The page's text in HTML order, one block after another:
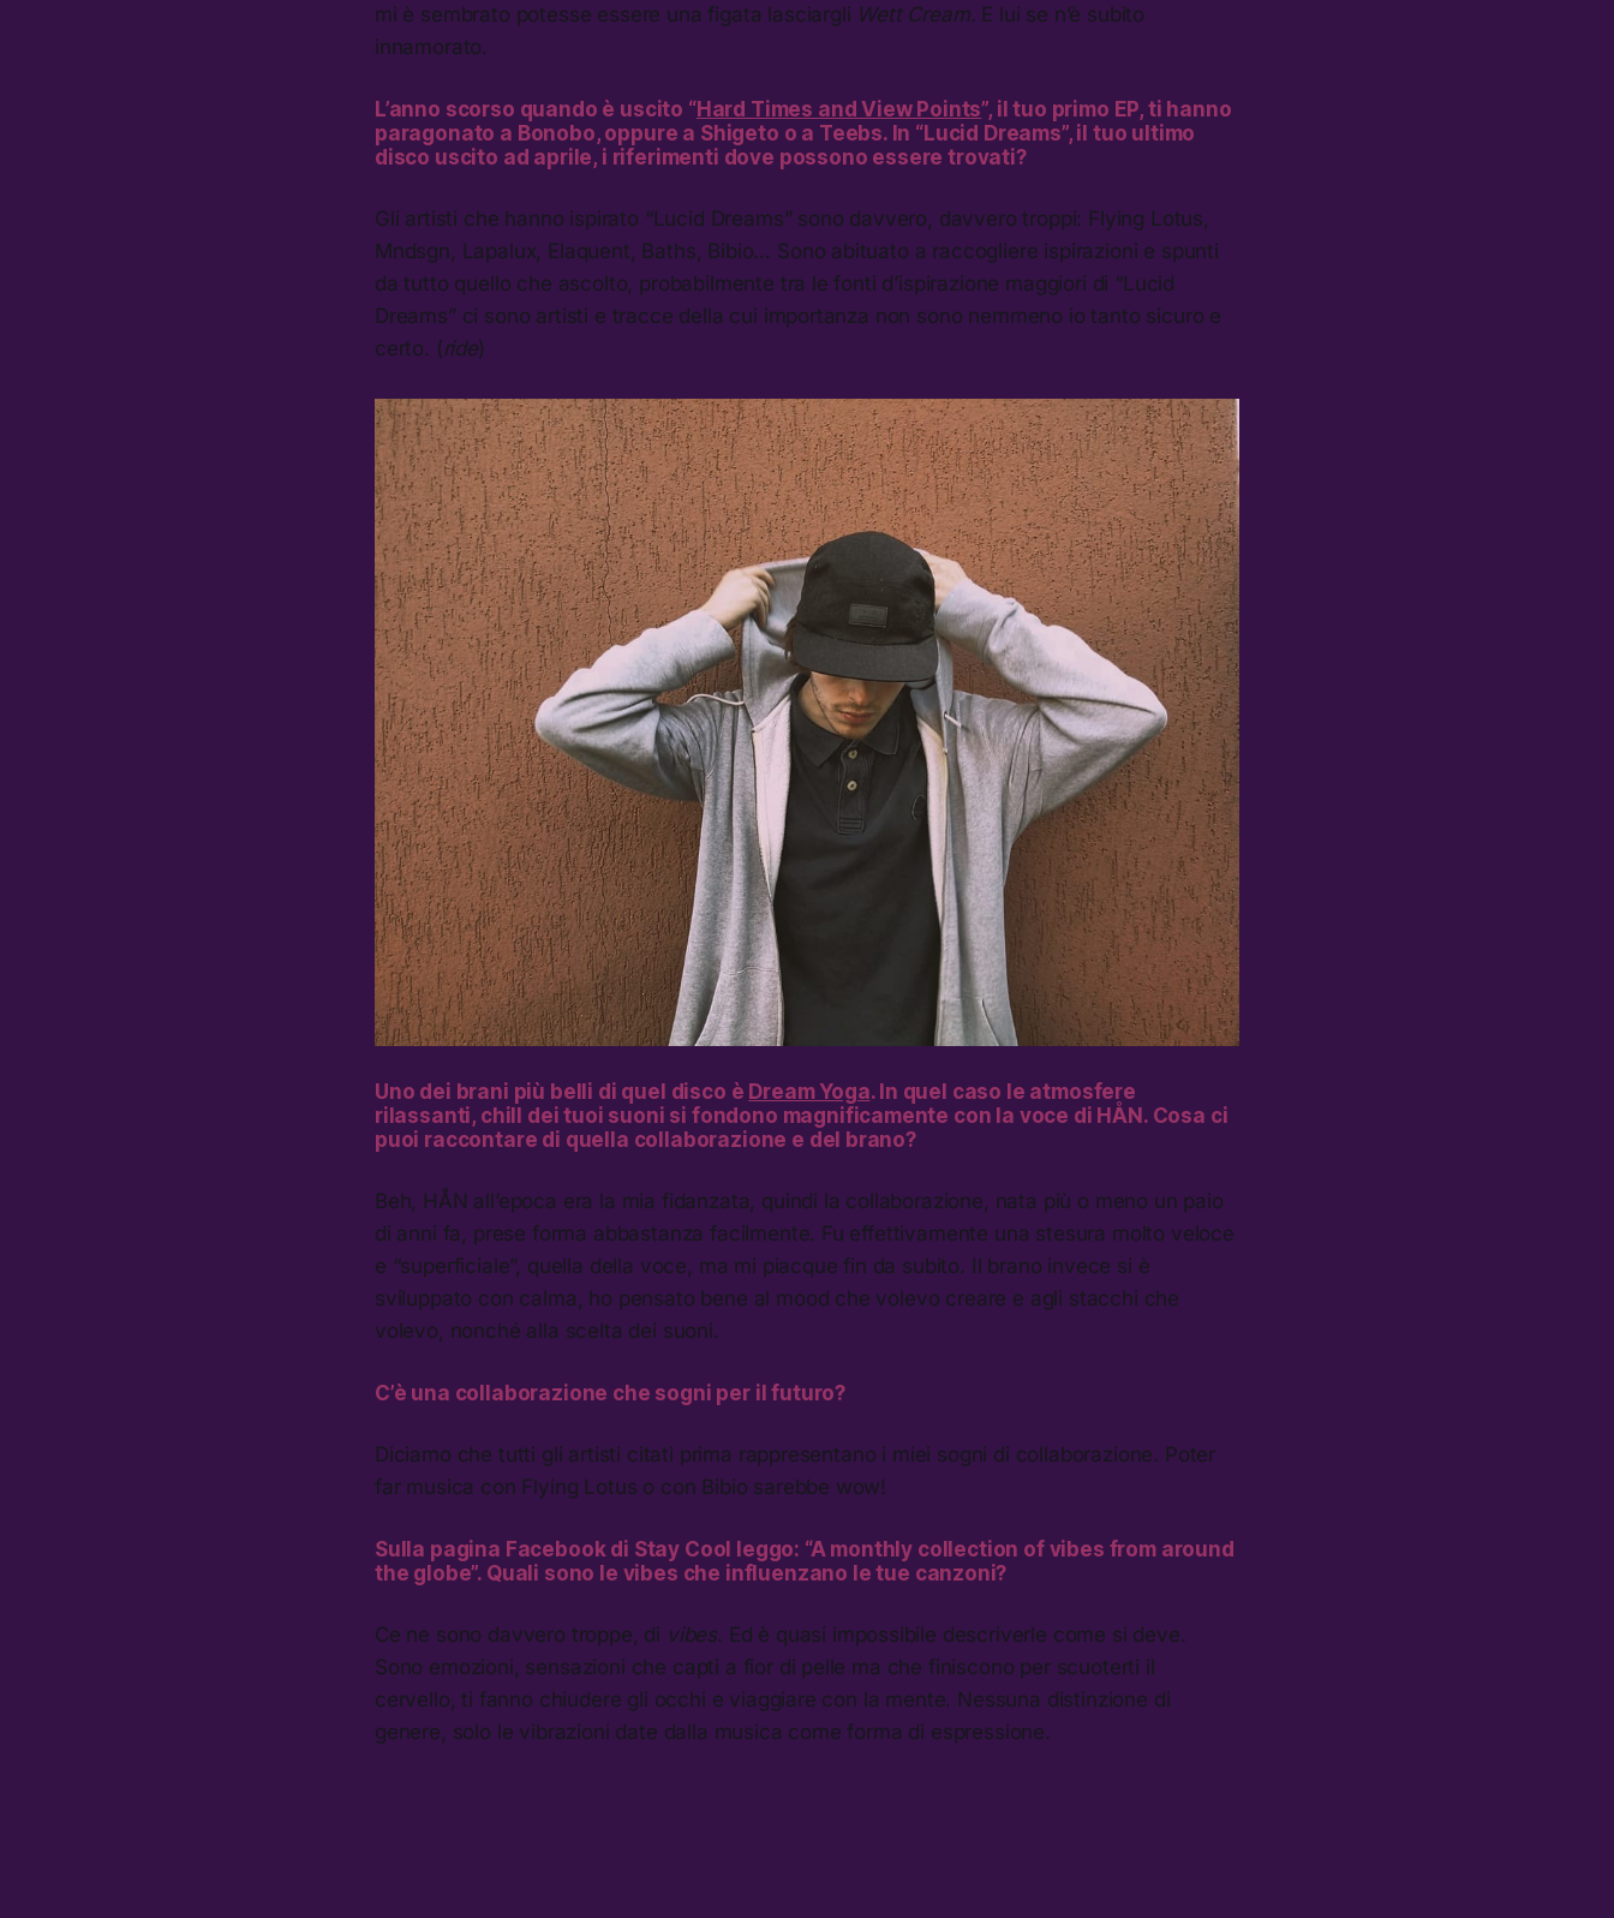
mi è sembrato potesse essere una figata lasciargli Wett Cream. E lui se n’è subito
innamorato.
L’anno scorso quando è uscito “Hard Times and View Points”, il tuo primo EP, ti hanno
paragonato a Bonobo, oppure a Shigeto o a Teebs. In “Lucid Dreams”, il tuo ultimo
disco uscito ad aprile, i riferimenti dove possono essere trovati?
Gli artisti che hanno ispirato “Lucid Dreams” sono davvero, davvero troppi: Flying Lotus,
Mndsgn, Lapalux, Elaquent, Baths, Bibio… Sono abituato a raccogliere ispirazioni e spunti
da tutto quello che ascolto, probabilmente tra le fonti d’ispirazione maggiori di “Lucid
Dreams” ci sono artisti e tracce della cui importanza non sono nemmeno io tanto sicuro e
certo. (ride)
Uno dei brani più belli di quel disco è Dream Yoga. In quel caso le atmosfere
rilassanti, chill dei tuoi suoni si fondono magnificamente con la voce di HÅN. Cosa ci
puoi raccontare di quella collaborazione e del brano?
Beh, HÅN all’epoca era la mia fidanzata, quindi la collaborazione, nata più o meno un paio
di anni fa, prese forma abbastanza facilmente. Fu effettivamente una stesura molto veloce
e “superficiale”, quella della voce, ma mi piacque fin da subito. Il brano invece si è
sviluppato con calma, ho pensato bene al mood che volevo creare e agli stacchi che
volevo, nonché alla scelta dei suoni.
C’è una collaborazione che sogni per il futuro?
Diciamo che tutti gli artisti citati prima rappresentano i miei sogni di collaborazione. Poter
far musica con Flying Lotus o con Bibio sarebbe wow!
Sulla pagina Facebook di Stay Cool leggo: “A monthly collection of vibes from around
the globe”. Quali sono le vibes che influenzano le tue canzoni?
Ce ne sono davvero troppe, di vibes. Ed è quasi impossibile descriverle come si deve.
Sono emozioni, sensazioni che capti a fior di pelle ma che finiscono per scuoterti il
cervello, ti fanno chiudere gli occhi e viaggiare con la mente. Nessuna distinzione di
genere, solo le vibrazioni date dalla musica come forma di espressione.